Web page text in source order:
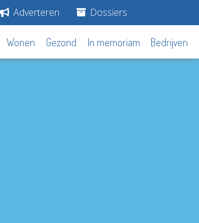
Adverteren Dossiers
Wonen Gezond In memoriam Bedrijven